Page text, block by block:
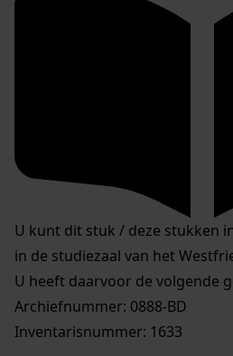
U kunt dit stuk / deze stukken
in de studiezaal van het
U heeft daarvoor de volgende
Archiefnummer: 0888-BD
Inventarisnummer: 1633